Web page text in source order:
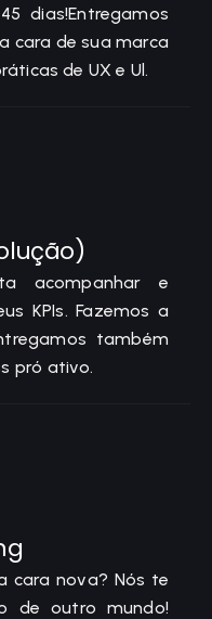
dias!Entregamos
cara de sua marca
de UX e Ul.
acompanhar e
KPIs. Fazemos a
também
pró ativo.
cara nova? Nós te
de outro mundo!